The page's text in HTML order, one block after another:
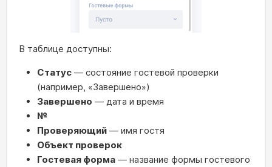
В таблице доступны:
Статус — состояние гостевой проверки
(например, «Завершено»)
Завершено — дата и время
№
Проверяющий — имя гостя
Объект проверок
Гостевая форма — название формы гостевого